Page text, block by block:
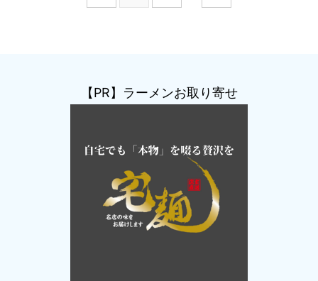
【PR】ラーメンお取り寄せ